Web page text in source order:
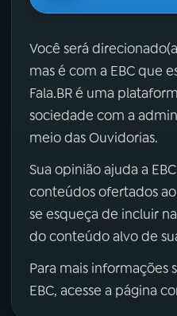
Você será
mas é com a EBC que
Fala.BR é uma
sociedade com a
meio das Ouvidorias.
Sua opinião ajuda a
conteúdos ofertados
se esqueça de incluir
do conteúdo alvo de
Para mais informações
EBC, acesse a página